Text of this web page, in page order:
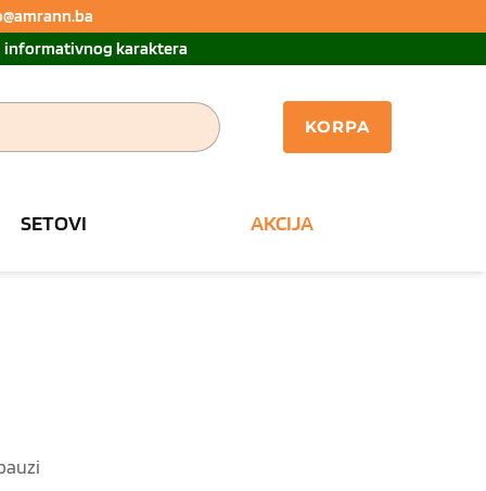
informativnog karaktera
KORPA
SETOVI AKCIJA